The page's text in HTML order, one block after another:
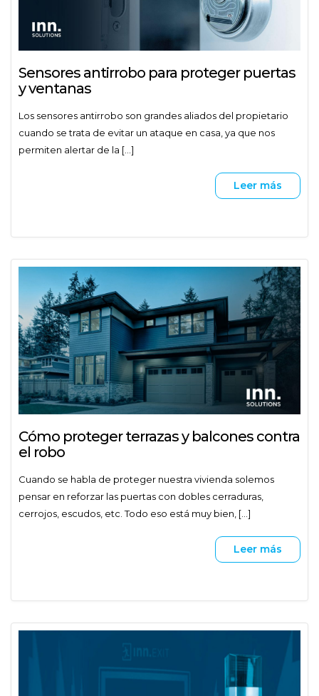
Sensores antirrobo para proteger puertas
y ventanas
Los sensores antirrobo son grandes aliados del propietario
cuando se trata de evitar un ataque en casa, ya que nos
permiten alertar de la [...]
Leer más
Cómo proteger terrazas y balcones contra
el robo
Cuando se habla de proteger nuestra vivienda solemos
pensar en reforzar las puertas con dobles cerraduras,
cerrojos, escudos, etc. Todo eso está muy bien, [...]
Leer más